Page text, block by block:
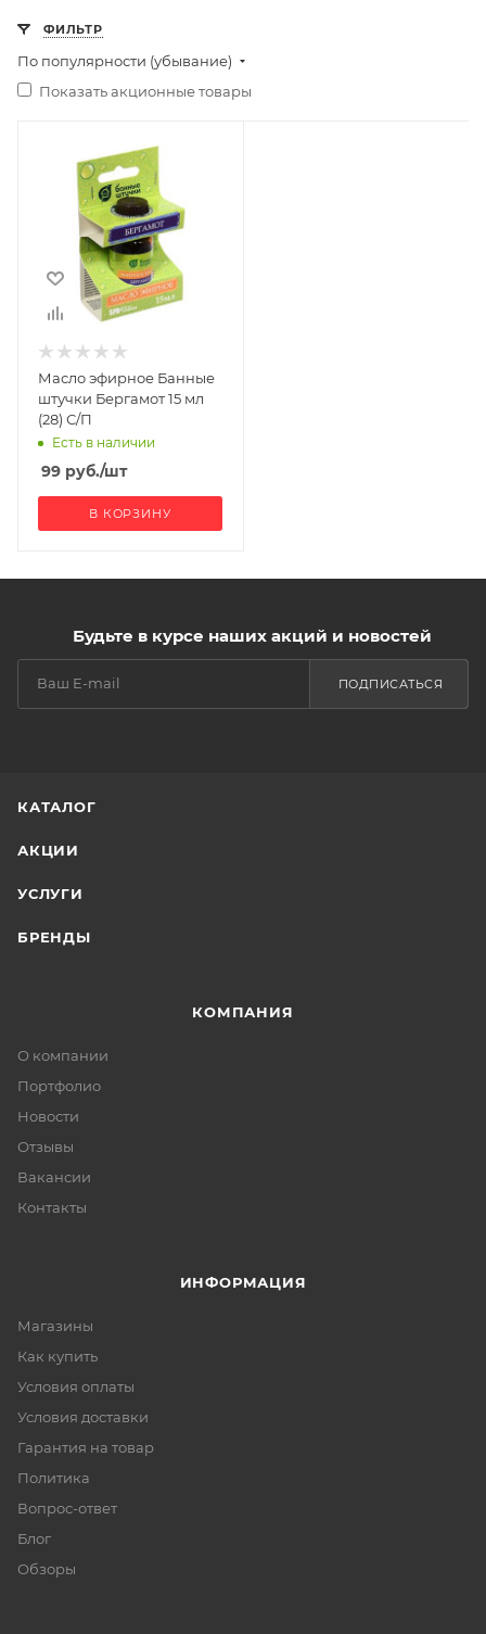
ФИЛЬТР
По популярности (убывание)
Показать акционные товары
Масло эфирное Банные
штучки Бергамот 15 мл
(28) С/П
Есть в наличии
99 руб./шт
В КОРЗИНУ
Будьте в курсе наших акций и новостей
ПОДПИСАТЬСЯ
КАТАЛОГ
АКЦИИ
УСЛУГИ
БРЕНДЫ
КОМПАНИЯ
О компании
Портфолио
Новости
Отзывы
Вакансии
Контакты
ИНФОРМАЦИЯ
Магазины
Как купить
Условия оплаты
Условия доставки
Гарантия на товар
Политика
Вопрос-ответ
Блог
Обзоры